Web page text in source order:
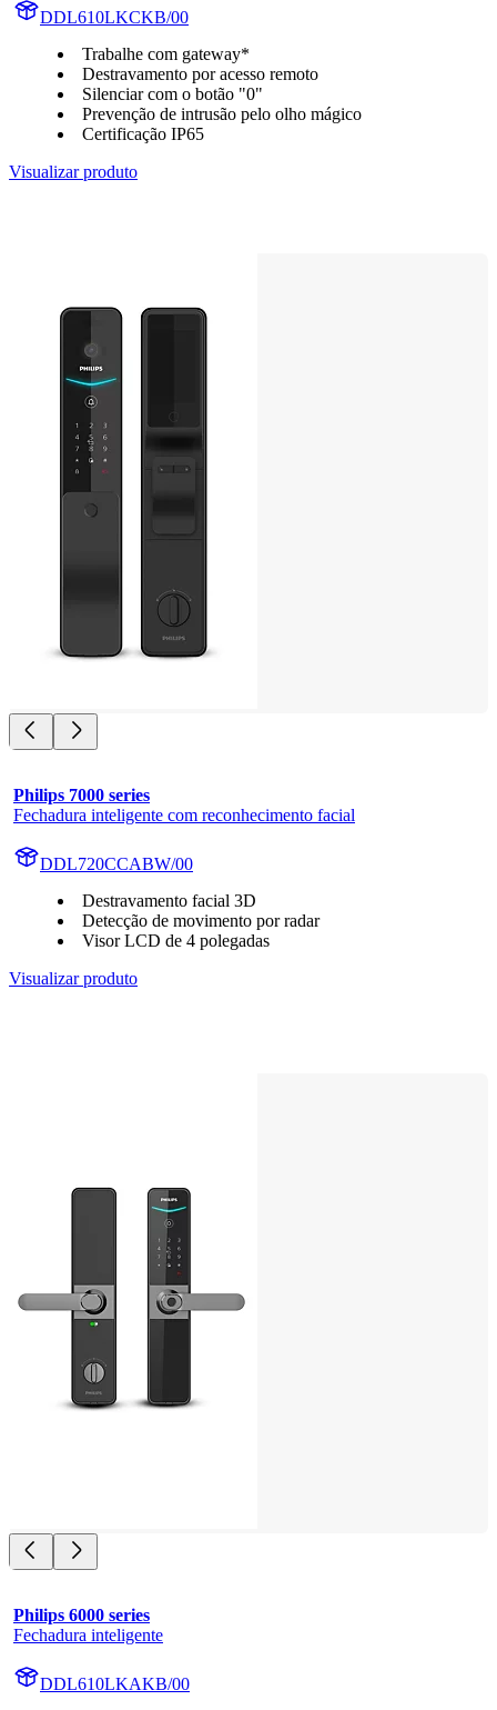
DDL610LKCKB/00
Trabalhe com gateway*
Destravamento por acesso remoto
Silenciar com o botão "0"
Prevenção de intrusão pelo olho mágico
Certificação IP65
Visualizar produto
Philips 7000 series
Fechadura inteligente com reconhecimento facial
DDL720CCABW/00
Destravamento facial 3D
Detecção de movimento por radar
Visor LCD de 4 polegadas
Visualizar produto
Philips 6000 series
Fechadura inteligente
DDL610LKAKB/00